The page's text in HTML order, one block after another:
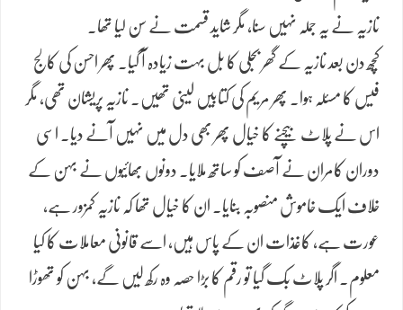
نازیہ نے یہ جملہ نہیں سنا، مگر شاید قسمت نے سن لیا تھا۔
کچھ دن بعد نازیہ کے گھر بجلی کا بل بہت زیادہ آ گیا۔ پھر احسن کی کالج
فیس کا مسئلہ ہوا۔ پھر مریم کی کتابیں لینی تھیں۔ نازیہ پریشان تھی، مگر
اس نے پلاٹ بیچنے کا خیال پھر بھی دل میں نہیں آنے دیا۔ اسی
دوران کامران نے آصف کو ساتھ ملایا۔ دونوں بھائیوں نے بہن کے
خلاف ایک خاموش منصوبہ بنایا۔ ان کا خیال تھا کہ نازیہ کمزور ہے،
عورت ہے، کاغذات ان کے پاس ہیں، اسے قانونی معاملات کا کیا
معلوم۔ اگر پلاٹ بک گیا تو رقم کا بڑا حصہ وہ رکھ لیں گے، بہن کو تھوڑا